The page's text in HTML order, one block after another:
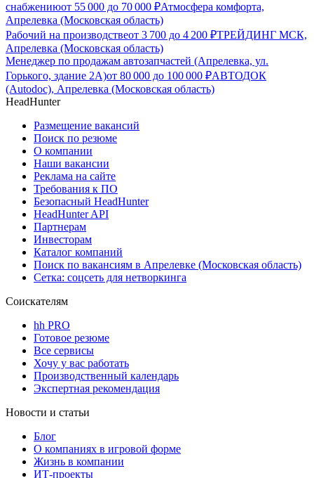
снабжениюот 55 000 до 70 000 ₽Атмосфера комфорта,
Апрелевка (Московская область)
Рабочий на производствеот 3 700 до 4 200 ₽ТРЕЙДИНГ МСК,
Апрелевка (Московская область)
Менеджер по продажам автозапчастей (Апрелевка, ул.
Горького, здание 2А)от 80 000 до 100 000 ₽АВТОДОК
(Autodoc), Апрелевка (Московская область)
HeadHunter
Размещение вакансий
Поиск по резюме
О компании
Наши вакансии
Реклама на сайте
Требования к ПО
Безопасный HeadHunter
HeadHunter API
Партнерам
Инвесторам
Каталог компаний
Поиск по вакансиям в Апрелевке (Московская область)
Сетка: соцсеть для нетворкинга
Соискателям
hh PRO
Готовое резюме
Все сервисы
Хочу у вас работать
Производственный календарь
Экспертная рекомендация
Новости и статьи
Блог
О компаниях в игровой форме
Жизнь в компании
ИТ-проекты